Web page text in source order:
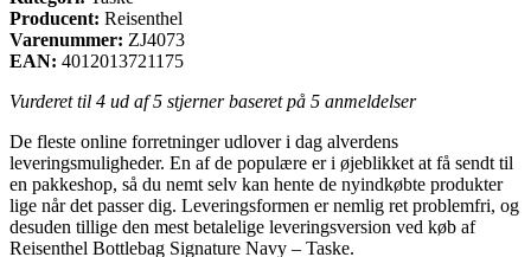
Producent: Reisenthel
Varenummer: ZJ4073
EAN: 4012013721175
Vurderet til 4 ud af 5 stjerner baseret på 5 anmeldelser
De fleste online forretninger udlover i dag alverdens
leveringsmuligheder. En af de populære er i øjeblikket at få sendt til
en pakkeshop, så du nemt selv kan hente de nyindkøbte produkter
lige når det passer dig. Leveringsformen er nemlig ret problemfri, og
desuden tillige den mest betalelige leveringsversion ved køb af
Reisenthel Bottlebag Signature Navy – Taske.